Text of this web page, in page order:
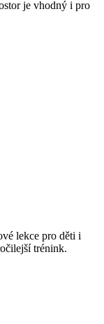
je vhodný i pro
lekce pro děti i
trénink.